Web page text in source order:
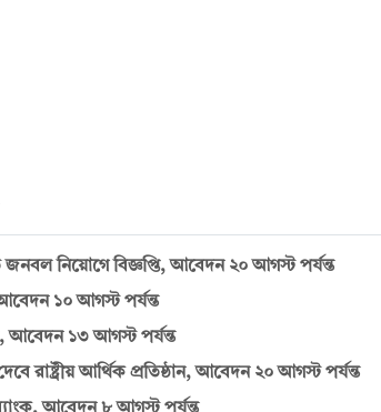
জনবল নিয়োগে বিজ্ঞপ্তি, আবেদন ২০ আগস্ট পর্যন্ত
১০ আগস্ট পর্যন্ত
আবেদন ১৩ আগস্ট পর্যন্ত
রাষ্ট্রীয় আর্থিক প্রতিষ্ঠান, আবেদন ২০ আগস্ট পর্যন্ত